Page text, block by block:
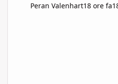
Peran Valenhart18 ore fa